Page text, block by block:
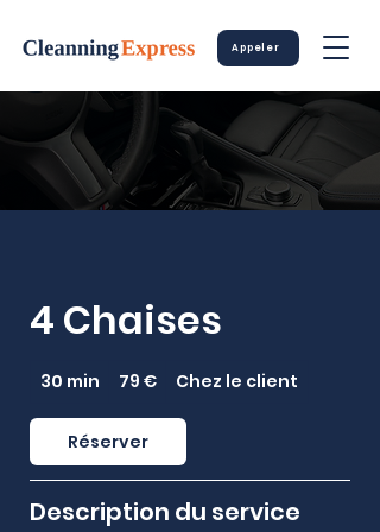
Appeler
4 Chaises
30 min
i
n
euros
79 € Chez le client
Réserver
Description du service